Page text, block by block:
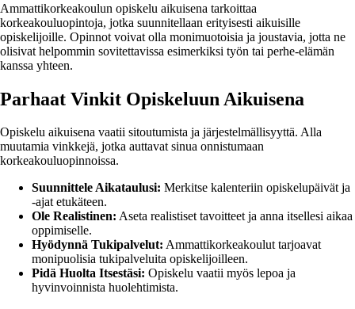
Ammattikorkeakoulun opiskelu aikuisena tarkoittaa
korkeakouluopintoja, jotka suunnitellaan erityisesti aikuisille
opiskelijoille. Opinnot voivat olla monimuotoisia ja joustavia, jotta ne
olisivat helpommin sovitettavissa esimerkiksi työn tai perhe-elämän
kanssa yhteen.
Parhaat Vinkit Opiskeluun Aikuisena
Opiskelu aikuisena vaatii sitoutumista ja järjestelmällisyyttä. Alla
muutamia vinkkejä, jotka auttavat sinua onnistumaan
korkeakouluopinnoissa.
Suunnittele Aikataulusi: Merkitse kalenteriin opiskelupäivät ja
-ajat etukäteen.
Ole Realistinen: Aseta realistiset tavoitteet ja anna itsellesi aikaa
oppimiselle.
Hyödynnä Tukipalvelut: Ammattikorkeakoulut tarjoavat
monipuolisia tukipalveluita opiskelijoilleen.
Pidä Huolta Itsestäsi: Opiskelu vaatii myös lepoa ja
hyvinvoinnista huolehtimista.